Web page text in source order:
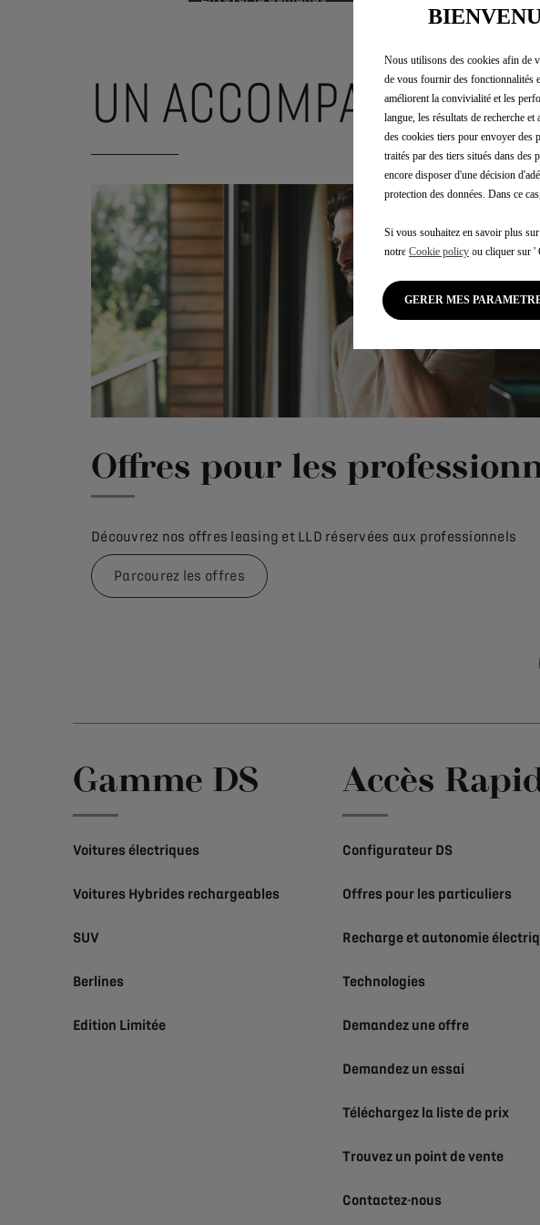
UN
Offres pour les
Découvrez nos offres leasing et LLD réservées aux professionnels
Parcourez les offres
Gamme DS
Voitures électriques
Voitures Hybrides rechargeables
SUV
Berlines
Edition Limitée
Accès
Configurateur DS
Offres pour les particuliers
Recharge et autonomie
Technologies
Demandez une offre
Demandez un essai
Téléchargez la liste de prix
Trouvez un point de vente
Contactez-nous
Nous utilisons des cookies afin de
de vous fournir des fonctionnalités
améliorent la convivialité et les
langue, les résultats de recherche
des cookies tiers pour envoyer des
traités par des tiers situés dans des
encore disposer d'une décision
protection des données. Dans ce
Si vous souhaitez en savoir plus
notre Cookie policy ou cliquer sur '
GERER MES